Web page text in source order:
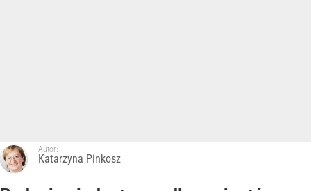
Autor:
Katarzyna Pinkosz